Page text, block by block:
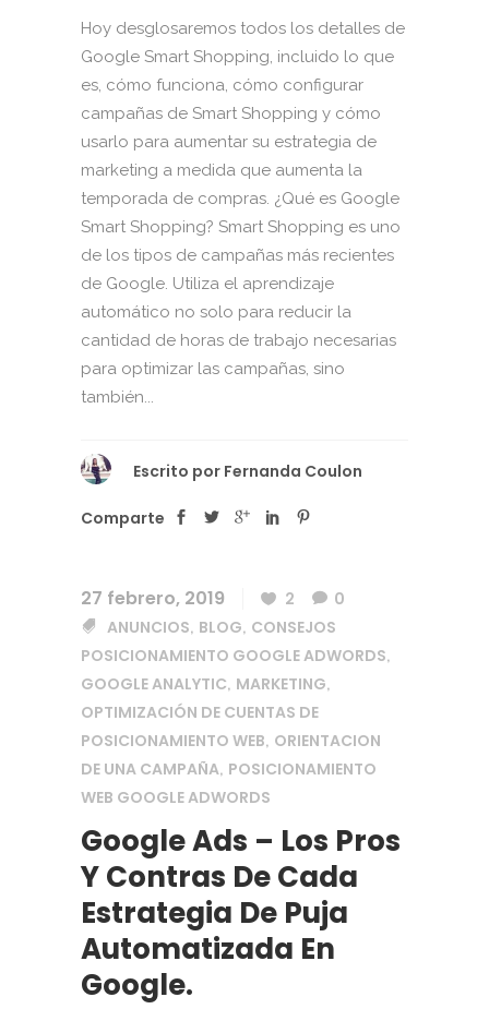
Hoy desglosaremos todos los detalles de
Google Smart Shopping, incluido lo que
es, cómo funciona, cómo configurar
campañas de Smart Shopping y cómo
usarlo para aumentar su estrategia de
marketing a medida que aumenta la
temporada de compras. ¿Qué es Google
Smart Shopping? Smart Shopping es uno
de los tipos de campañas más recientes
de Google. Utiliza el aprendizaje
automático no solo para reducir la
cantidad de horas de trabajo necesarias
para optimizar las campañas, sino
también...
Escrito por Fernanda Coulon
Comparte
27 febrero, 2019 2
0
ANUNCIOS, BLOG, CONSEJOS
POSICIONAMIENTO GOOGLE ADWORDS,
GOOGLE ANALYTIC, MARKETING,
OPTIMIZACIÓN DE CUENTAS DE
POSICIONAMIENTO WEB, ORIENTACION
DE UNA CAMPAÑA, POSICIONAMIENTO
WEB GOOGLE ADWORDS
Google Ads – Los Pros
Y Contras De Cada
Estrategia De Puja
Automatizada En
Google.